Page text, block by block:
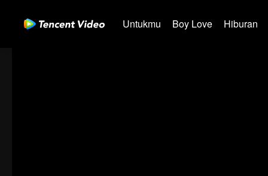
Untukmu Boy Love Hiburan